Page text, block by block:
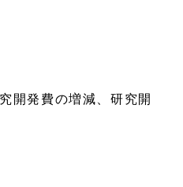
開発費の増減、研究開